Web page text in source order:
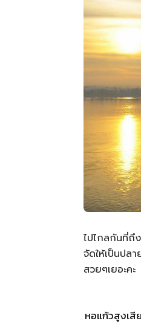
ไปไกลกันที่ถึ
จัดให้เป็นปล
สวยๆเยอะคะ
หอแก้วสูงเสี